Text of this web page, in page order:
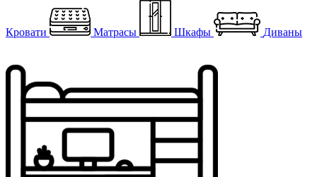
Кровати Матрасы Шкафы Диваны